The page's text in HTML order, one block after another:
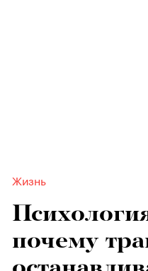
Жизнь
почему